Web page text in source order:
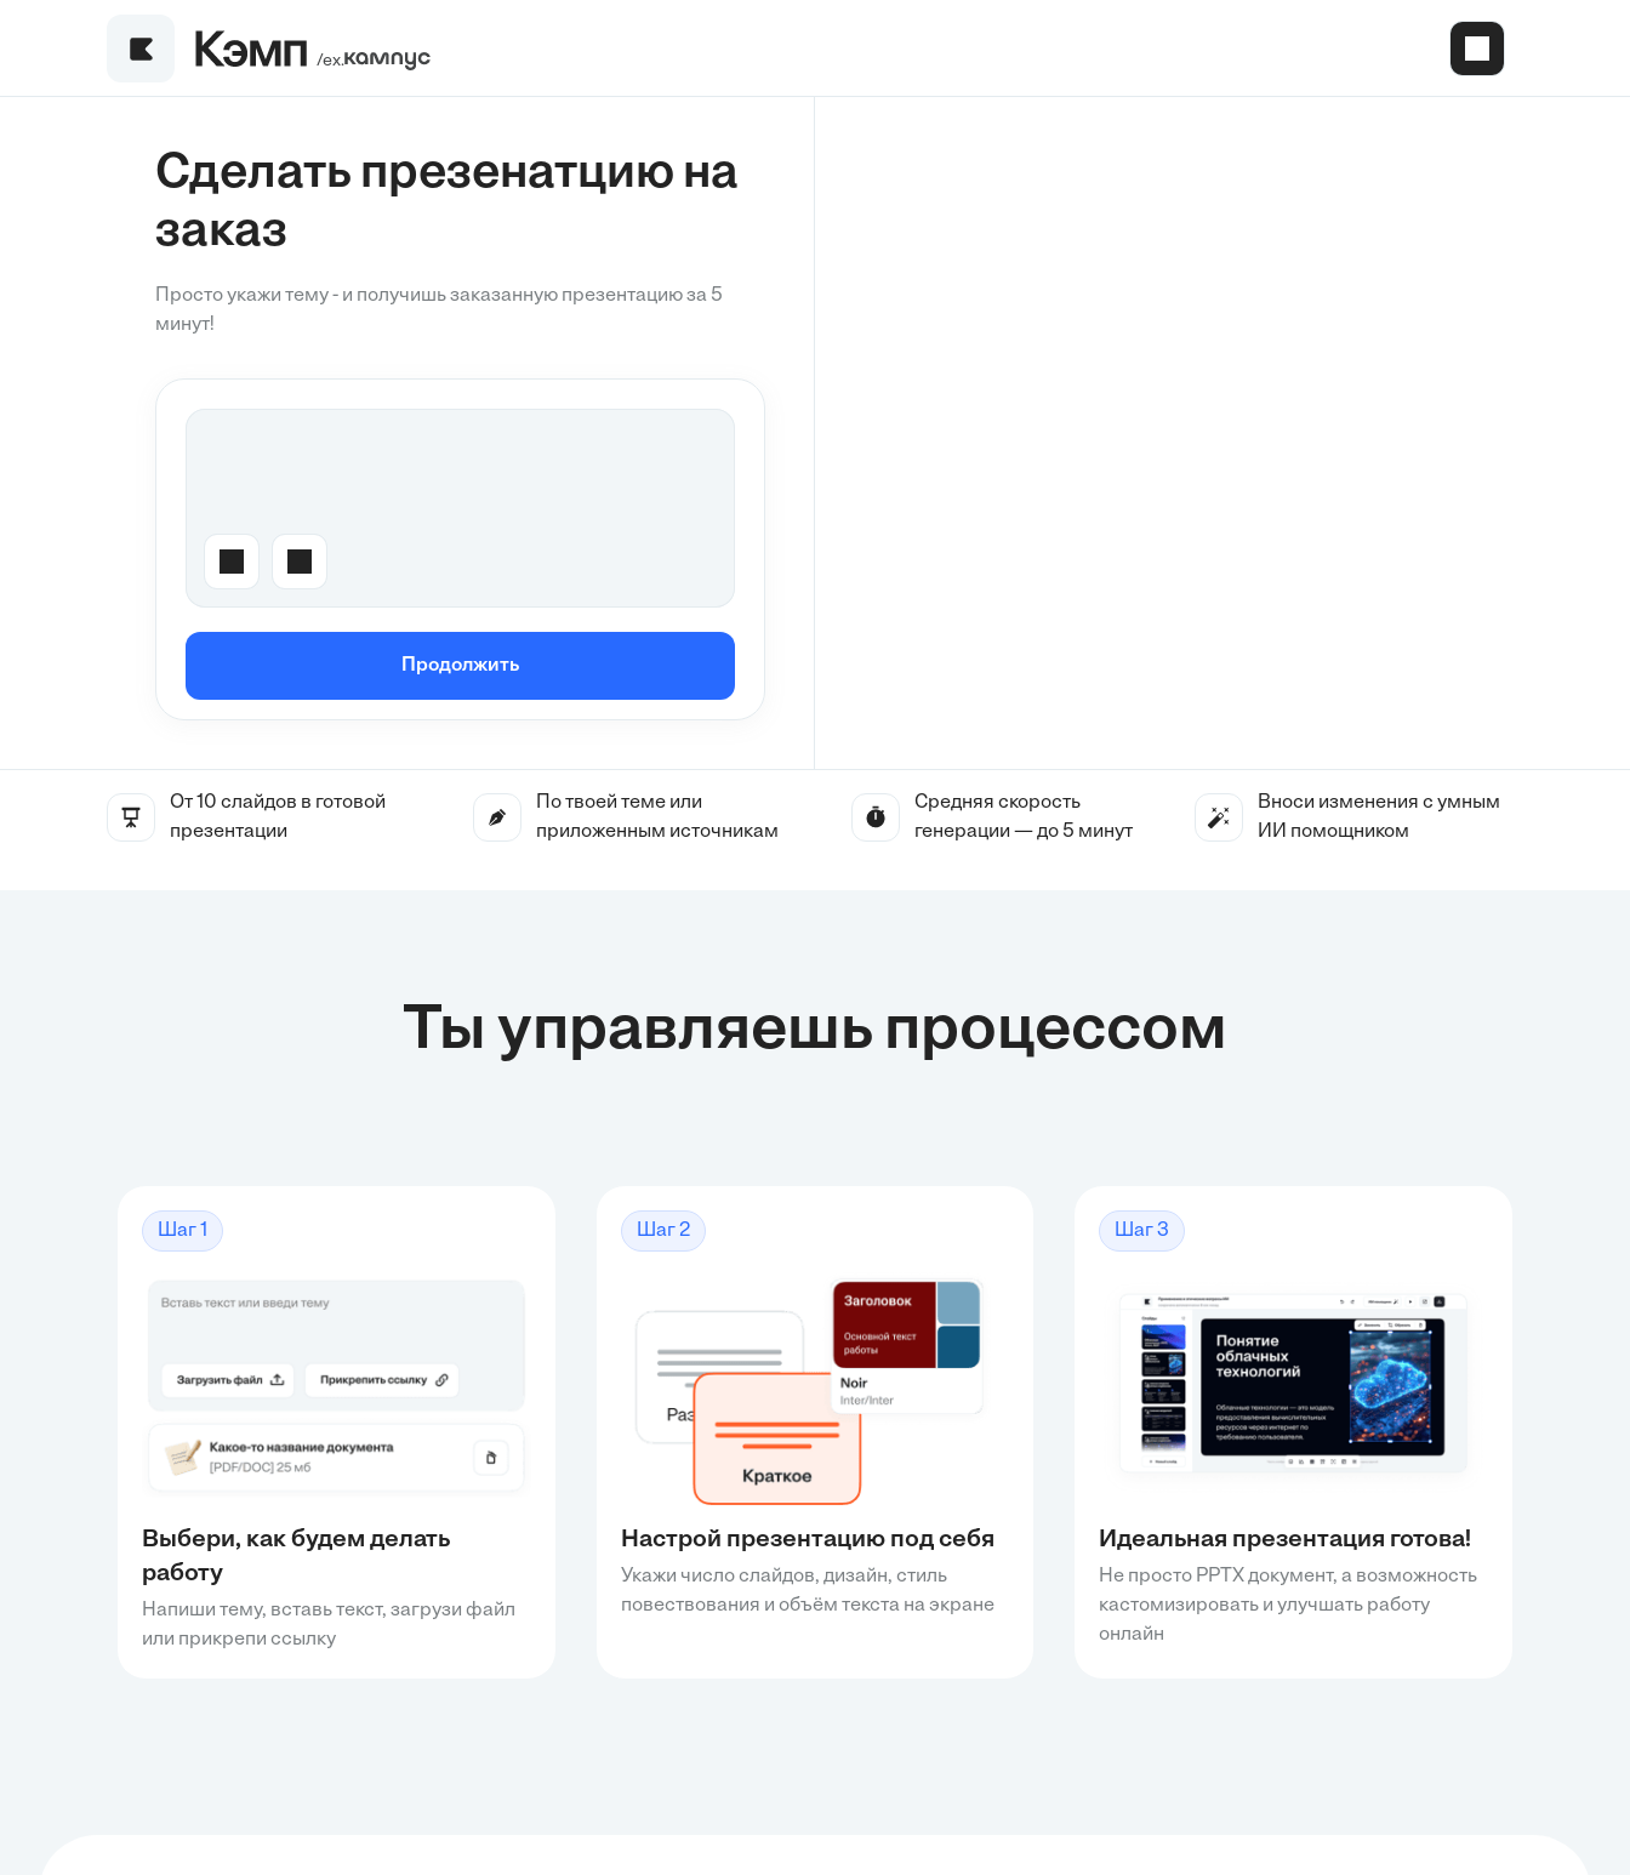
/ех.
Сделать презенатцию на
заказ
Просто укажи тему - и получишь заказанную презентацию за 5
минут!
Продолжить
От 10 слайдов в готовой
презентации
По твоей теме или
приложенным источникам
Средняя скорость
генерации — до 5 минут
Вноси изменения с умным
ИИ помощником
Ты управляешь процессом
Шаг 1
Выбери, как будем делать
работу
Напиши тему, вставь текст, загрузи файл
или прикрепи ссылку
Шаг 2
Настрой презентацию под себя
Укажи число слайдов, дизайн, стиль
повествования и объём текста на экране
Шаг 3
Идеальная презентация готова!
Не просто PPTX документ, а возможность
кастомизировать и улучшать работу
онлайн